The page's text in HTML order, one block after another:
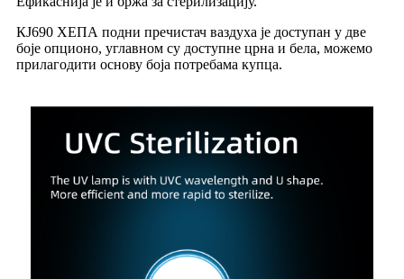
КЈ690 ХЕПА подни пречистач ваздуха је доступан у две
боје опционо, углавном су доступне црна и бела, можемо
прилагодити основу боја потребама купца.